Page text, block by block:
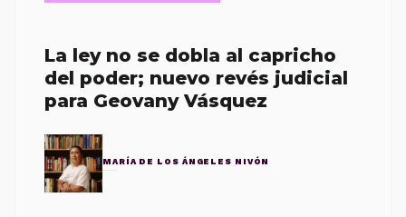
La ley no se dobla al capricho
del poder; nuevo revés judicial
para Geovany Vásquez
MARÍA DE LOS ÁNGELES NIVÓN